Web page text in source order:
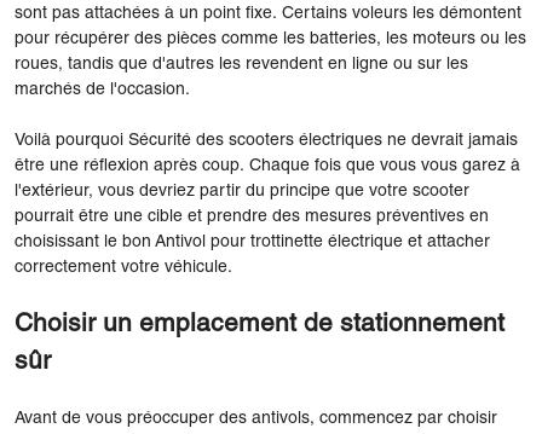
sont pas attachées à un point fixe. Certains voleurs les démontent
pour récupérer des pièces comme les batteries, les moteurs ou les
roues, tandis que d'autres les revendent en ligne ou sur les
marchés de l'occasion.
Voilà pourquoi Sécurité des scooters électriques ne devrait jamais
être une réflexion après coup. Chaque fois que vous vous garez à
l'extérieur, vous devriez partir du principe que votre scooter
pourrait être une cible et prendre des mesures préventives en
choisissant le bon Antivol pour trottinette électrique et attacher
correctement votre véhicule.
Choisir un emplacement de stationnement
sûr
Avant de vous préoccuper des antivols, commencez par choisir